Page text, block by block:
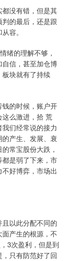
没有错，但是其
的最后，还是跟
容。
绪的理解不够，
信，甚至加仓博
块就有了持续
的时候，账户开
么激进，拾 荒
们经常说的接力
产生、发展、衰
常宝股份大跌，
是弱了下来，市
好博弈，市场出
以此分配不同的
产生的根源，不
3次盈利，但是到
只有防范好了回